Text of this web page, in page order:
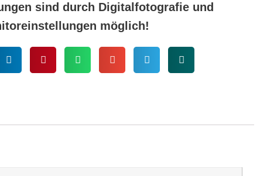
sind durch Digitalfotografie und
möglich!